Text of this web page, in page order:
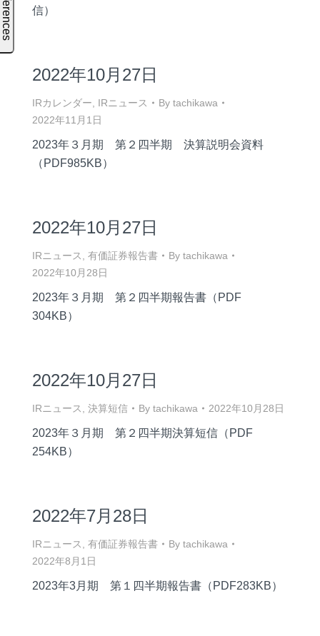
信）
2022年10月27日
IRカレンダー IRニュース By tachikawa
2022年11月1日
2023年３月期 第２四半期 決算説明会資料
（PDF985KB）
2022年10月27日
IRニュース 有価証券報告書 By tachikawa
2022年10月28日
2023年３月期 第２四半期報告書（PDF
304KB）
2022年10月27日
IRニュース 決算短信 By tachikawa 2022年10月28日
2023年３月期 第２四半期決算短信（PDF
254KB）
2022年7月28日
IRニュース 有価証券報告書 By tachikawa
2022年8月1日
2023年3月期 第１四半期報告書（PDF283KB）